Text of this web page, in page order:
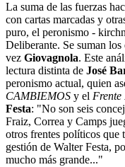
La suma de las fuerzas
con cartas marcadas y
puro, el peronismo -
Deliberante. Se suman los
vez Giovagnola. Este
lectura distinta de José
peronismo actual, quien
CAMBIEMOS y el Frente
Festa: "No son seis
Fraiz, Correa y Camps
otros frentes políticos que
gestión de Walter Festa,
mucho más grande..."